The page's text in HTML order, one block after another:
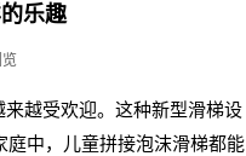
乐趣
越受欢迎。这种新型滑梯设
中，儿童拼接泡沫滑梯都能